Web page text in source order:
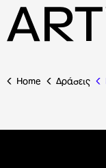
Home Δράσεις